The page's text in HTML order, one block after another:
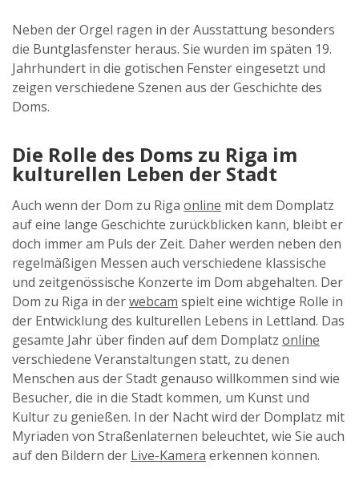
Neben der Orgel ragen in der Ausstattung besonders
die Buntglasfenster heraus. Sie wurden im späten 19.
Jahrhundert in die gotischen Fenster eingesetzt und
zeigen verschiedene Szenen aus der Geschichte des
Doms.
Die Rolle des Doms zu Riga im
kulturellen Leben der Stadt
Auch wenn der Dom zu Riga online mit dem Domplatz
auf eine lange Geschichte zurückblicken kann, bleibt er
doch immer am Puls der Zeit. Daher werden neben den
regelmäßigen Messen auch verschiedene klassische
und zeitgenössische Konzerte im Dom abgehalten. Der
Dom zu Riga in derwebcam spielt eine wichtige Rolle in
der Entwicklung des kulturellen Lebens in Lettland. Das
gesamte Jahr über finden auf dem Domplatz online
verschiedene Veranstaltungen statt, zu denen
Menschen aus der Stadt genauso willkommen sind wie
Besucher, die in die Stadt kommen, um Kunst und
Kultur zu genießen. In der Nacht wird der Domplatz mit
Myriaden von Straßenlaternen beleuchtet, wie Sie auch
auf den Bildern der Live-Kamera erkennen können.